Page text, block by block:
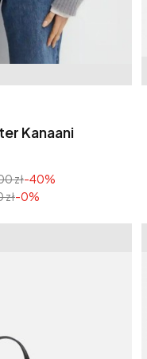
Kanaani
zł-40%
zł-0%